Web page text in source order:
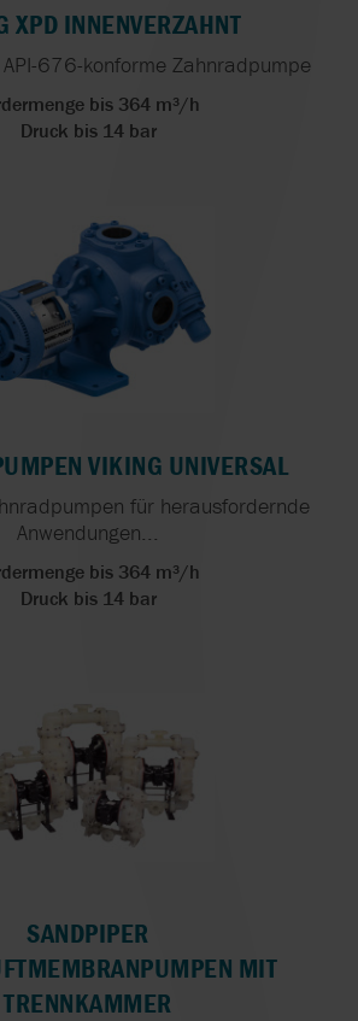
XPD INNENVERZAHNT
676-konforme Zahnradpumpe
bis 364 m³/h
Druck bis 14 bar
VIKING UNIVERSAL
für herausfordernde
Anwendungen...
bis 364 m³/h
Druck bis 14 bar
SANDPIPER
MIT
TRENNKAMMER